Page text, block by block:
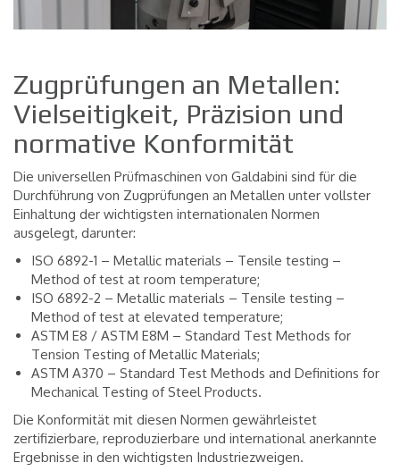
Zugprüfungen an Metallen:
Vielseitigkeit, Präzision und
normative Konformität
Die universellen Prüfmaschinen von Galdabini sind für die
Durchführung von Zugprüfungen an Metallen unter vollster
Einhaltung der wichtigsten internationalen Normen
ausgelegt, darunter:
ISO 6892-1 – Metallic materials – Tensile testing –
Method of test at room temperature;
ISO 6892-2 – Metallic materials – Tensile testing –
Method of test at elevated temperature;
ASTM E8 / ASTM E8M – Standard Test Methods for
Tension Testing of Metallic Materials;
ASTM A370 – Standard Test Methods and Definitions for
Mechanical Testing of Steel Products.
Die Konformität mit diesen Normen gewährleistet
zertifizierbare, reproduzierbare und international anerkannte
Ergebnisse in den wichtigsten Industriezweigen.